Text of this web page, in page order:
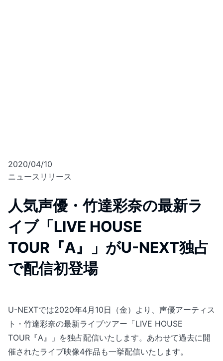
2020/04/10
ニュースリリース
人気声優・竹達彩奈の最新ラ
イブ「LIVE HOUSE
TOUR『A』」がU-NEXT独占
で配信初登場
U-NEXTでは2020年4月10日（金）より、声優アーティス
ト・竹達彩奈の最新ライブツアー「LIVE HOUSE
TOUR『A』」を独占配信いたします。あわせて過去に開
催されたライブ映像4作品も一挙配信いたします。